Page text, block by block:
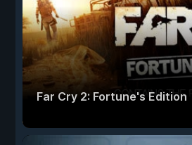
Far Cry 2: Fortune's Edition